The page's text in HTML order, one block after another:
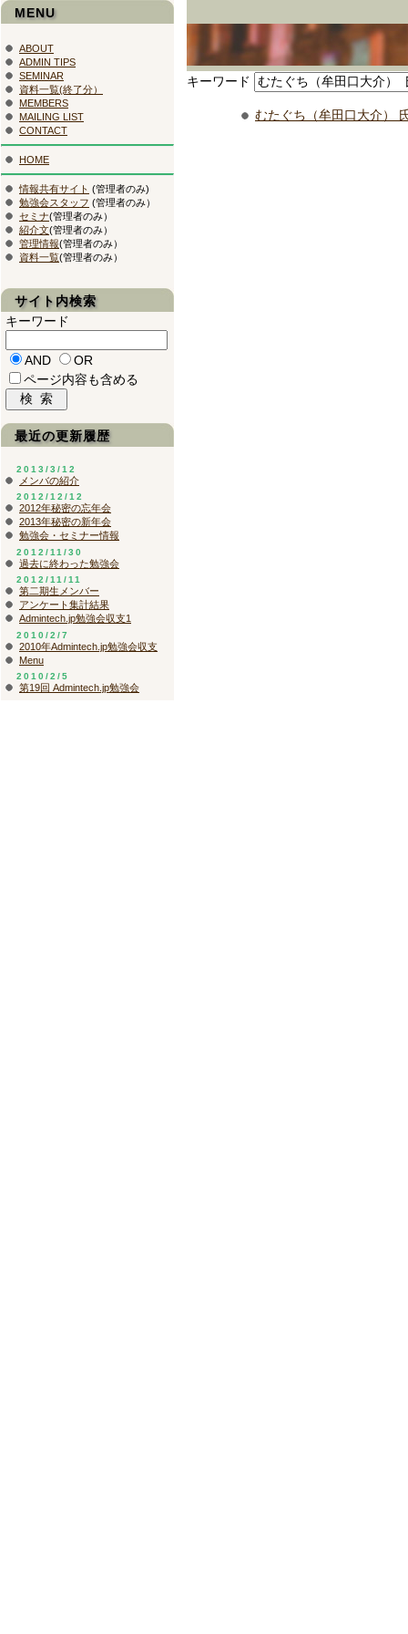
キーワード
むたぐち（牟田口大介）
MENU
ABOUT
ADMIN TIPS
SEMINAR
資料一覧(終了分）
MEMBERS
MAILING LIST
CONTACT
HOME
情報共有サイト (管理者のみ)
勉強会スタッフ (管理者のみ）
セミナ(管理者のみ）
紹介文(管理者のみ）
管理情報(管理者のみ）
資料一覧(管理者のみ）
サイト内検索
キーワード
AND
OR
ページ内容も含める
最近の更新履歴
2013/3/12
メンバの紹介
2012/12/12
2012年秘密の忘年会
2013年秘密の新年会
勉強会・セミナー情報
2012/11/30
過去に終わった勉強会
2012/11/11
第二期生メンバー
アンケート集計結果
Admintech.jp勉強会収支1
2010/2/7
2010年Admintech.jp勉強会収支
Menu
2010/2/5
第19回 Admintech.jp勉強会